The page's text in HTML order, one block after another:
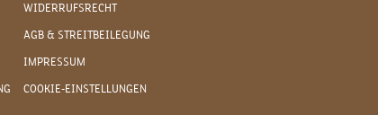
WIDERRUFSRECHT
AGB & STREITBEILEGUNG
IMPRESSUM
COOKIE-EINSTELLUNGEN